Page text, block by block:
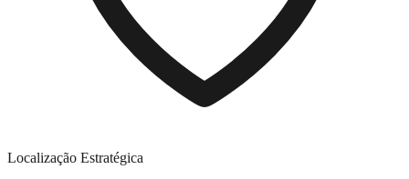
Localização Estratégica